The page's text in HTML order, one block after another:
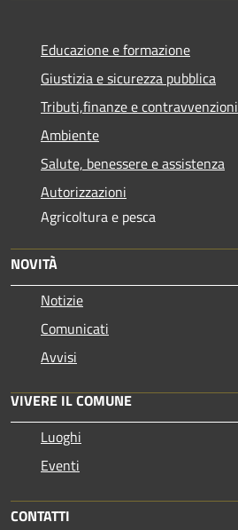
Educazione e formazione
Giustizia e sicurezza pubblica
Tributi,finanze e contravvenzioni
Ambiente
Salute, benessere e assistenza
Autorizzazioni
Agricoltura e pesca
NOVITÀ
Notizie
Comunicati
Avvisi
VIVERE IL COMUNE
Luoghi
Eventi
CONTATTI